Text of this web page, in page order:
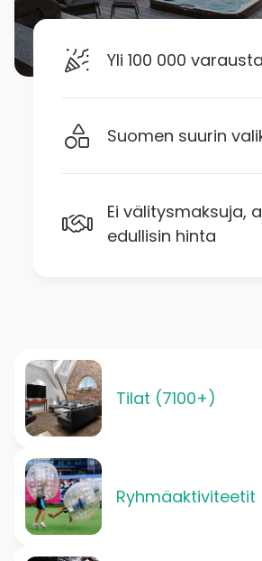
Yli 100 000
Suomen suurin
Ei välitysmaksuja,
edullisin hinta
Tilat (7100+)
Ryhmäaktiviteetit